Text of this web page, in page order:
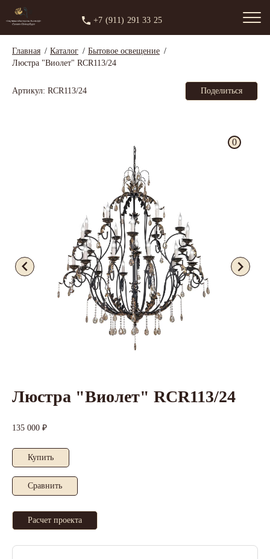
+7 (911) 291 33 25
0
Главная Каталог
Бытовое освещение
Люстра "Виолет" RCR113/24
Артикул: RCR113/24 Поделиться
Люстра "Виолет" RCR113/24
135 000 ₽
Купить
Cравнить
Расчет проекта